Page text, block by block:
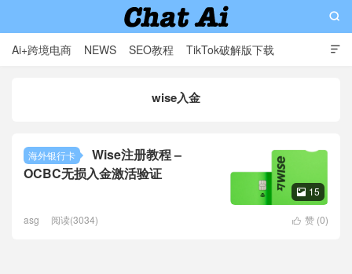

Ai+跨境电商 NEWS SEO教程 TikTok破解版下载

wise入金
海外银行卡
Wise注册教程 –
OCBC无损入金激活验证
 15
 赞 (0)
asg 阅读(3034)